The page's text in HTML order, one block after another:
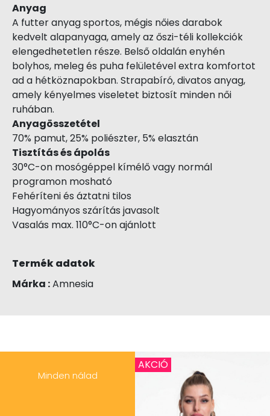
Anyag
A futter anyag sportos, mégis nőies darabok
kedvelt alapanyaga, amely az őszi-téli kollekciók
elengedhetetlen része. Belső oldalán enyhén
bolyhos, meleg és puha felületével extra komfortot
ad a hétköznapokban. Strapabíró, divatos anyag,
amely kényelmes viseletet biztosít minden női
ruhában.
Anyagösszetétel
70% pamut, 25% poliészter, 5% elasztán
Tisztítás és ápolás
30°C-on mosógéppel kímélő vagy normál
programon mosható
Fehéríteni és áztatni tilos
Hagyományos szárítás javasolt
Vasalás max. 110°C-on ajánlott
Termék adatok
Márka :Amnesia
Minden nálad
AKCIÓ